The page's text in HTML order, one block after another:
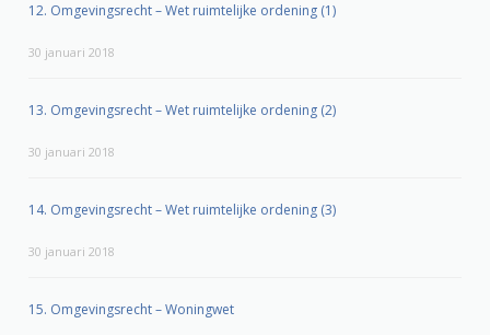
12. Omgevingsrecht – Wet ruimtelijke ordening (1)
30 januari 2018
13. Omgevingsrecht – Wet ruimtelijke ordening (2)
30 januari 2018
14. Omgevingsrecht – Wet ruimtelijke ordening (3)
30 januari 2018
15. Omgevingsrecht – Woningwet